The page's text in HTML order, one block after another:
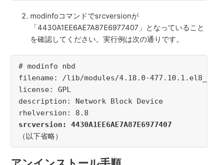
modinfoコマンドでsrcversionが
「4430A1EE6AE7A87E6977407」となっていること
を確認してください。実行例は次の通りです。
# modinfo nbd
filename: /lib/modules/4.18.0-
license: GPL
description: Network Block Device
rhelversion: 8.8
srcversion: 4430A1EE6AE7A87E6977407
（以下省略）